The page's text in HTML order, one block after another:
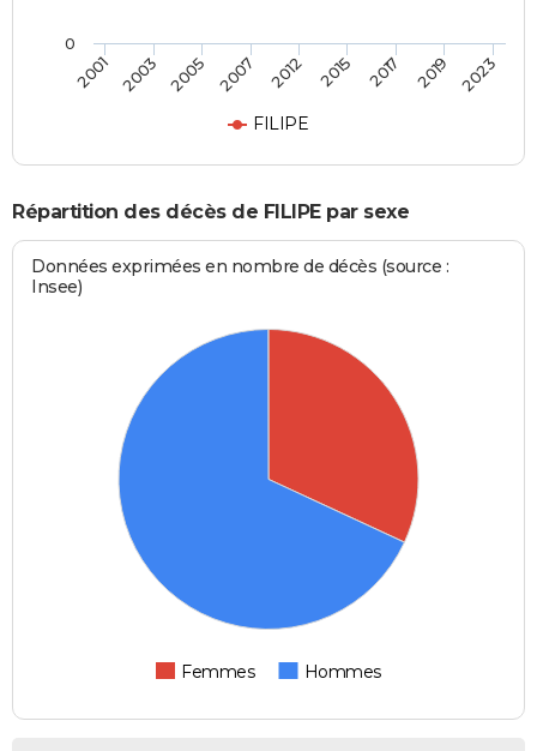
FILIPE
2001 2003 2005 2007 2012 2015 2017 2019 2023
0
Répartition des décès de FILIPE par sexe
Données exprimées en nombre de décès (source :
Insee)
Femmes Hommes